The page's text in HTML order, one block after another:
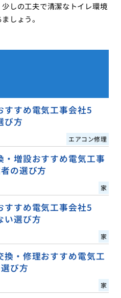
しの工夫で清潔なトイレ環境
しょう。
すすめ電気工事会社5
び方
エアコン修理
増設おすすめ電気工事
の選び方
家
すすめ電気工事会社5
い選び方
家
・修理おすすめ電気工
び方
家